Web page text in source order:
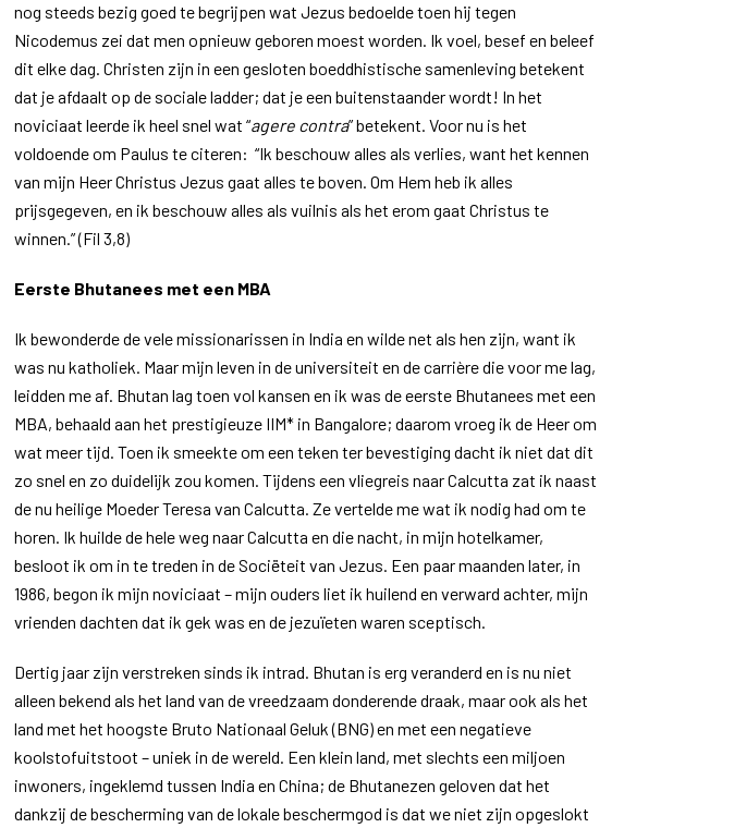
nog steeds bezig goed te begrijpen wat Jezus bedoelde toen hij tegen
Nicodemus zei dat men opnieuw geboren moest worden. Ik voel, besef en beleef
dit elke dag. C​hristen zijn in een gesloten boeddhistische samenleving betekent
dat je afdaalt op de sociale ladder; dat je een ​​buitenstaander wordt! In het
noviciaat leerde ik heel snel wat “agere contra” betekent. Voor nu is het
voldoende om Paulus te citeren: “Ik beschouw alles als verlies, want het kennen
van mijn Heer Christus Jezus gaat alles te boven. Om Hem heb ik alles
prijsgegeven, en ik beschouw alles als vuilnis als het erom gaat Christus te
winnen.” (Fil 3,8)
Eerste Bhutanees met een MBA
Ik bewonderde de vele missionarissen in India en wilde net als hen zijn, want ik
was nu katholiek. Maar mijn leven in de universiteit en de carrière die voor me lag,
leidden me af. Bhutan lag toen vol kansen en ik was de eerste Bhutanees met een
MBA, behaald aan het prestigieuze IIM* in Bangalore; daarom vroeg ik de Heer om
wat meer tijd. Toen ik smeekte om een teken ter bevestiging dacht ik niet dat dit
zo snel en zo duidelijk zou komen. Tijdens een vliegreis naar Calcutta zat ik naast
de nu heilige Moeder Teresa van Calcutta. Ze vertelde me wat ik nodig had om te
horen. Ik huilde de hele weg naar Calcutta en die nacht, in mijn hotelkamer,
besloot ik om in te treden in de Sociëteit van Jezus. Een paar maanden later, in
1986, begon ik mijn noviciaat – mijn ouders liet ik huilend en verward achter, mijn
vrienden dachten dat ik gek was en de jezuïeten waren sceptisch.
Dertig jaar zijn verstreken sinds ik intrad. Bhutan is erg veranderd en is nu niet
alleen bekend als het land van de vreedzaam donderende draak, maar ook als het
land met het hoogste Bruto Nationaal Geluk (BNG) en met een negatieve
koolstofuitstoot – uniek in de wereld. Een klein land, met slechts een miljoen
inwoners, ingeklemd tussen India en China; de Bhutanezen geloven dat het
dankzij de bescherming van de lokale beschermgod is dat we niet zijn opgeslokt